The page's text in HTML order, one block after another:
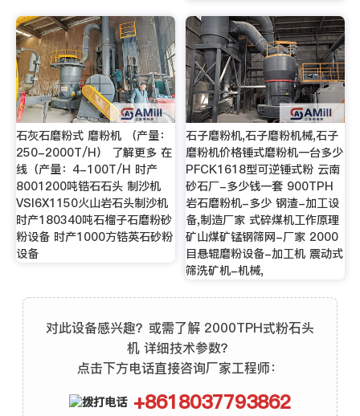
石灰石磨粉式 磨粉机 （产量：
250-2000T/H） 了解更多 在
线（产量：4-100T/H 时产
8001200吨锆石石头 制沙机
VSI6X1150火山岩石头制沙机
时产180340吨石榴子石磨粉砂
粉设备 时产1000方锆英石砂粉
设备
石子磨粉机,石子磨粉机械,石子
磨粉机价格锤式磨粉机一台多少
PFCK1618型可逆锤式粉 云南
砂石厂-多少钱一套 900TPH
岩石磨粉机-多少 钢渣-加工设
备,制造厂家 式碎煤机工作原理
矿山煤矿锰钢筛网-厂家 2000
目悬辊磨粉设备-加工机 震动式
筛洗矿机-机械,
对此设备感兴趣？或需了解 2000TPH式粉石头
机 详细技术参数？
点击下方电话直接咨询厂家工程师：
+8618037793862